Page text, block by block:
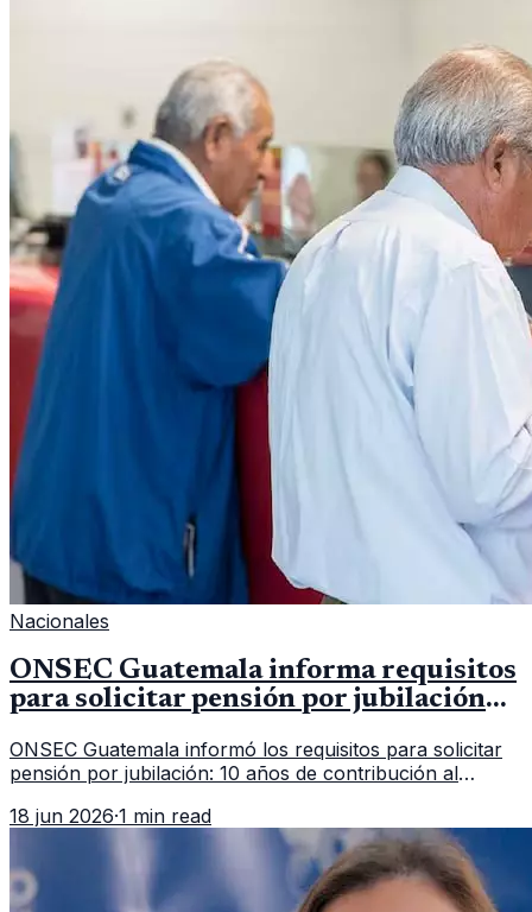
Nacionales
ONSEC Guatemala informa requisitos
para solicitar pensión por jubilación
ONSEC Guatemala informó los requisitos para solicitar
pensión por jubilación: 10 años de contribución al
importar edad.
18 jun 2026·1 min read